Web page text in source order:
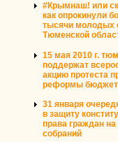
#Крымнаш! или
как опрокинули
тысячи молодых
Тюменской
15 мая 2010 г.
поддержат
акцию протеста
реформы
31 января
в защиту
права граждан
собраний